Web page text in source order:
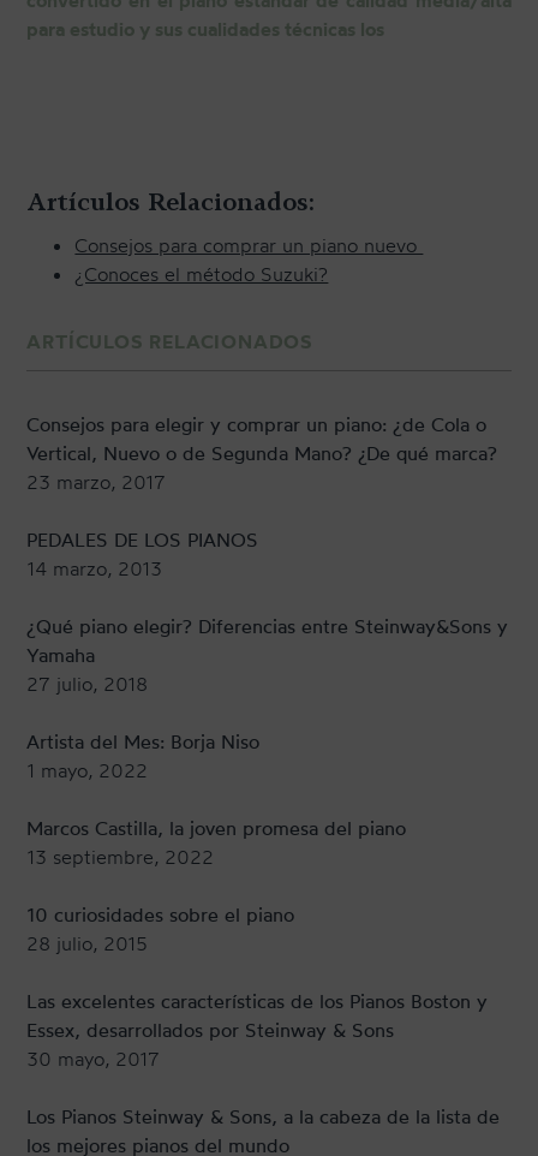
para estudio y sus cualidades técnicas los
Artículos Relacionados:
Consejos para comprar un piano nuevo
¿Conoces el método Suzuki?
ARTÍCULOS RELACIONADOS
Consejos para elegir y comprar un piano: ¿de Cola o
Vertical, Nuevo o de Segunda Mano? ¿De qué marca?
23 marzo, 2017
PEDALES DE LOS PIANOS
14 marzo, 2013
¿Qué piano elegir? Diferencias entre Steinway&Sons y
Yamaha
27 julio, 2018
Artista del Mes: Borja Niso
1 mayo, 2022
Marcos Castilla, la joven promesa del piano
13 septiembre, 2022
10 curiosidades sobre el piano
28 julio, 2015
Las excelentes características de los Pianos Boston y
Essex, desarrollados por Steinway & Sons
30 mayo, 2017
Los Pianos Steinway & Sons, a la cabeza de la lista de
los mejores pianos del mundo